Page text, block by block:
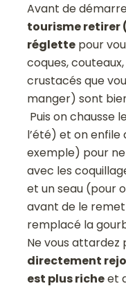
Avant de
tourisme
réglette pour
coques,
crustacés que
manger) sont
Puis on chausse
l’été) et on
exemple) pour
avec les
et un seau (pour
avant de le
remplacé la
Ne vous attardez
directement
est plus richeet